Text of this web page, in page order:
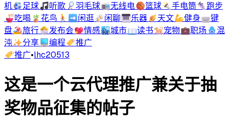
机⚽足球🎵听歌 🏸羽毛球📻无线电🏀篮球🔦手电筒👟跑步
🍜吃喝 🪴 花鸟 🚶‍➡️闲逛🍻闲聊🎹乐器🪐天文💪健身⌨️键
盘🏖️旅行🐣发布会💖情感🏙️城市📖读书🐕宠物💼职场🪬混
沌✨分享💻编程🏷️推广
🏷️推广•lhc20513
这是一个云代理推广兼关于抽
奖物品征集的帖子